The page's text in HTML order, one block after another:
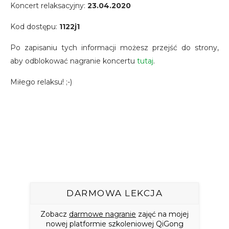
Koncert relaksacyjny: 23.04.2020
Kod dostępu: 1122j1
Po zapisaniu tych informacji możesz przejść do strony,
aby odblokować nagranie koncertu tutaj.
Miłego relaksu! ;-)
DARMOWA LEKCJA
Zobacz darmowe nagranie zajęć na mojej
nowej platformie szkoleniowej QiGong